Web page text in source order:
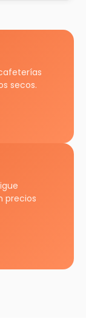
secos.
precios